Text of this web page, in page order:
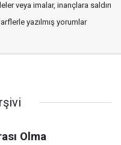
veya imalar, inançlara saldırı
yazılmış yorumlar
Olma